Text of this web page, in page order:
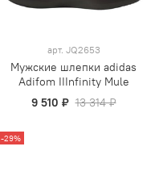
арт. JQ2653
Мужские шлепки adidas
Adifom IIInfinity Mule
9 510 ₽ 13 314 ₽
-29%